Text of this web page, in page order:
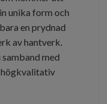
unika form och
en prydnad
av hantverk.
samband med
högkvalitativ